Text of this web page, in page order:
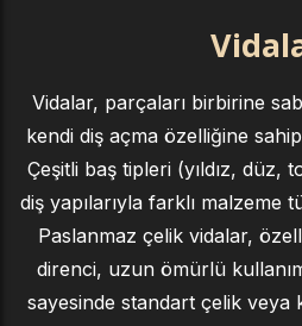
Vidalar, parçaları birbirine
kendi diş açma özelliğine
Çeşitli baş tipleri (yıldız, düz,
diş yapılarıyla farklı malzeme
Paslanmaz çelik vidalar,
direnci, uzun ömürlü
sayesinde standart çelik veya